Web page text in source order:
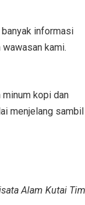
banyak informasi
kami.
minum kopi dan
menjelang sambil
Alam Kutai